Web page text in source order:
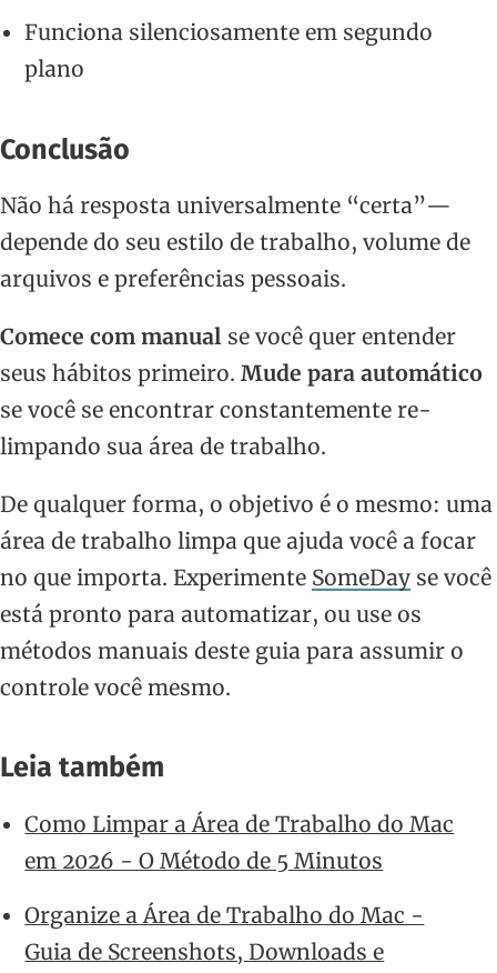
Funciona silenciosamente em segundo
plano
Conclusão
Não há resposta universalmente “certa”—
depende do seu estilo de trabalho, volume de
arquivos e preferências pessoais.
Comece com manual se você quer entender
seus hábitos primeiro. Mude para automático
se você se encontrar constantemente re-
limpando sua área de trabalho.
De qualquer forma, o objetivo é o mesmo: uma
área de trabalho limpa que ajuda você a focar
no que importa. Experimente SomeDay se você
está pronto para automatizar, ou use os
métodos manuais deste guia para assumir o
controle você mesmo.
Leia também
Como Limpar a Área de Trabalho do Mac
em 2026 - O Método de 5 Minutos
Organize a Área de Trabalho do Mac -
Guia de Screenshots, Downloads e